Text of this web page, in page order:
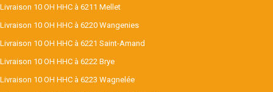
Livraison 10 OH HHC à 6211 Mellet
Livraison 10 OH HHC à 6220 Wangenies
Livraison 10 OH HHC à 6221 Saint-Amand
Livraison 10 OH HHC à 6222 Brye
Livraison 10 OH HHC à 6223 Wagnelée